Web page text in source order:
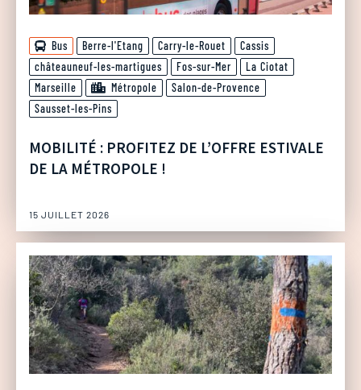
Bus Berre-l'Etang Carry-le-Rouet
Cassis
châteauneuf-les-martigues
Fos-sur-Mer
La Ciotat
Marseille
Métropole
Salon-de-Provence
Sausset-les-Pins
MOBILITÉ : PROFITEZ DE L’OFFRE ESTIVALE
DE LA MÉTROPOLE !
15 JUILLET 2026